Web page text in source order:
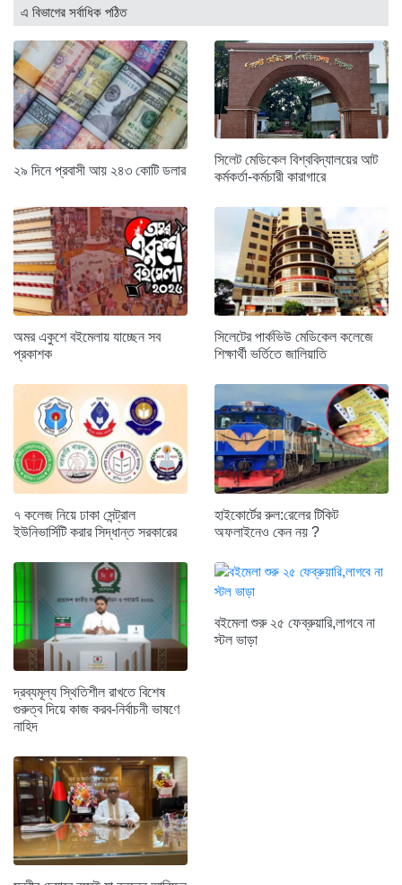
এ বিভাগের সর্বাধিক পঠিত
২৯ দিনে প্রবাসী আয় ২৪৩ কোটি ডলার
সিলেট মেডিকেল বিশ্ববিদ্যালয়ের আট
কর্মকর্তা-কর্মচারী কারাগারে
অমর একুশে বইমেলায় যাচ্ছেন সব
প্রকাশক
সিলেটের পার্কভিউ মেডিকেল কলেজে
শিক্ষার্থী ভর্তিতে জালিয়াতি
৭ কলেজ নিয়ে ঢাকা সেন্ট্রাল
ইউনিভার্সিটি করার সিদ্ধান্ত সরকারের
হাইকোর্টের রুল:রেলের টিকিট
অফলাইনেও কেন নয় ?
দ্রব্যমূল্য স্থিতিশীল রাখতে বিশেষ
গুরুত্ব দিয়ে কাজ করব-নির্বাচনী ভাষণে
নাহিদ
বইমেলা শুরু ২৫ ফেব্রুয়ারি,লাগবে না
স্টল ভাড়া